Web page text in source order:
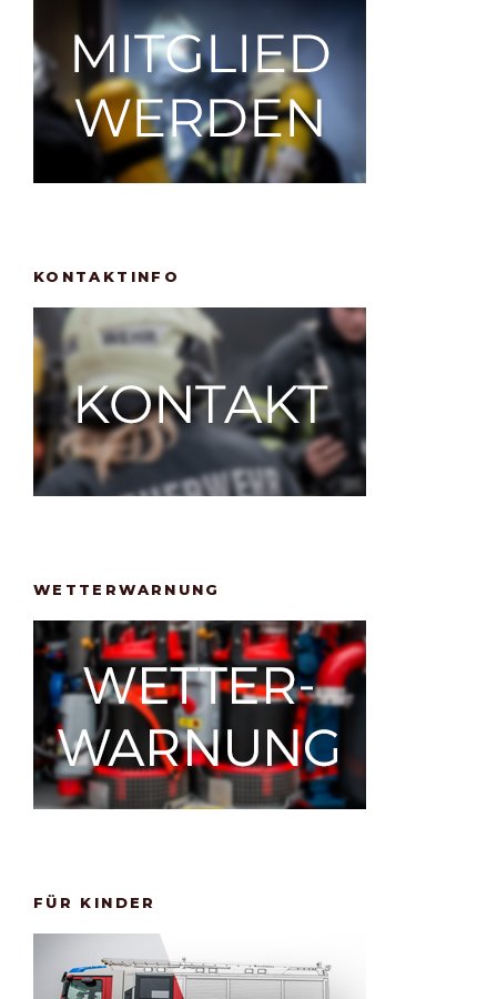
KONTAKTINFO
WETTERWARNUNG
FÜR KINDER